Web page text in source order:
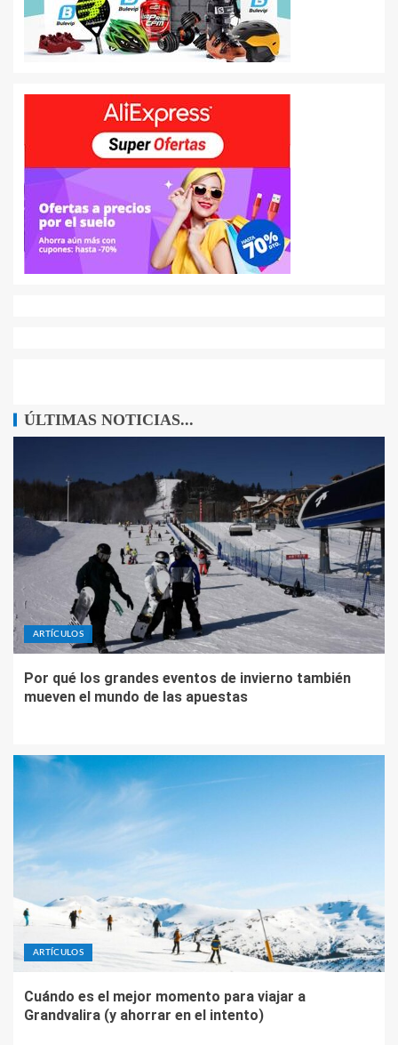
ÚLTIMAS NOTICIAS...
ARTÍCULOS
Por qué los grandes eventos de invierno también
mueven el mundo de las apuestas
ARTÍCULOS
Cuándo es el mejor momento para viajar a
Grandvalira (y ahorrar en el intento)